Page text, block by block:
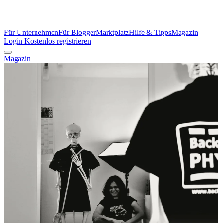
Für UnternehmenFür BloggerMarktplatzHilfe & TippsMagazin
Login Kostenlos registrieren
Magazin